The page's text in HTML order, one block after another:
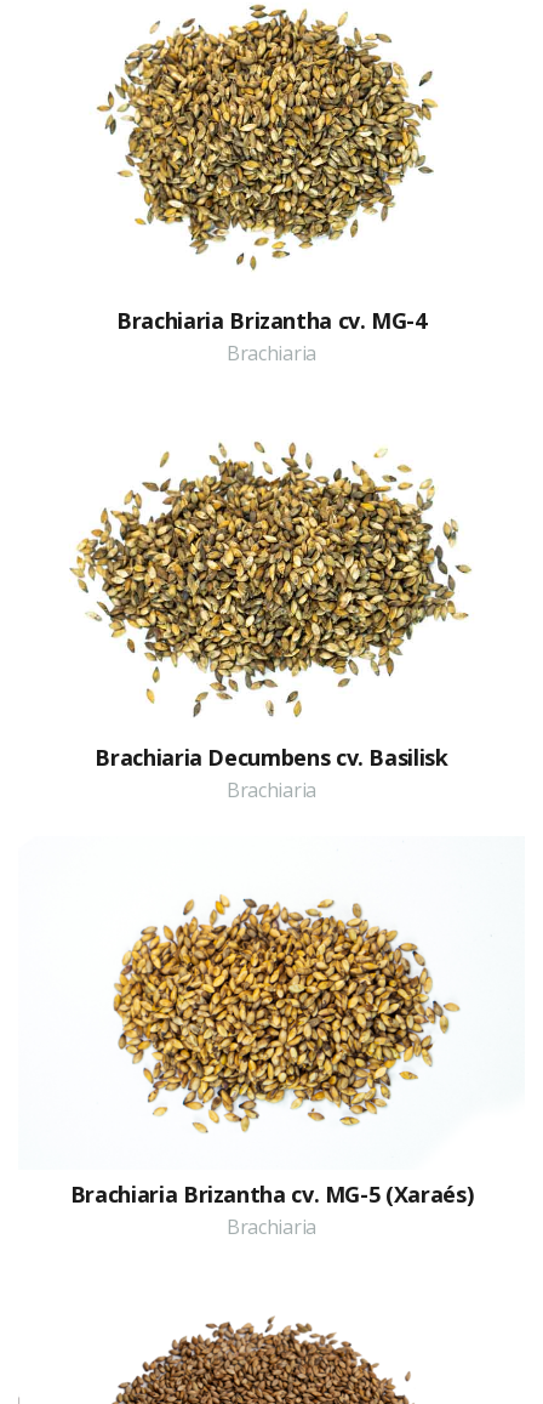
Brachiaria Brizantha cv. MG-4
Brachiaria
Brachiaria Decumbens cv. Basilisk
Brachiaria
Brachiaria Brizantha cv. MG-5 (Xaraés)
Brachiaria